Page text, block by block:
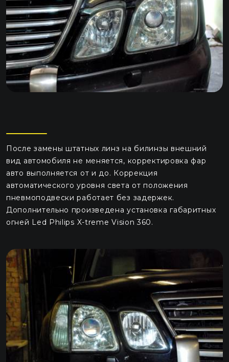
После замены штатных линз на билинзы внешний
вид автомобиля не меняется, корректировка фар
авто выполняется от и до. Коррекция
автоматического уровня света от положения
пневмоподвески работает без задержек.
Дополнительно произведена установка габаритных
огней Led Philips X-treme Vision 360.